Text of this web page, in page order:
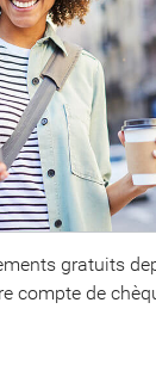
gratuits
compte de